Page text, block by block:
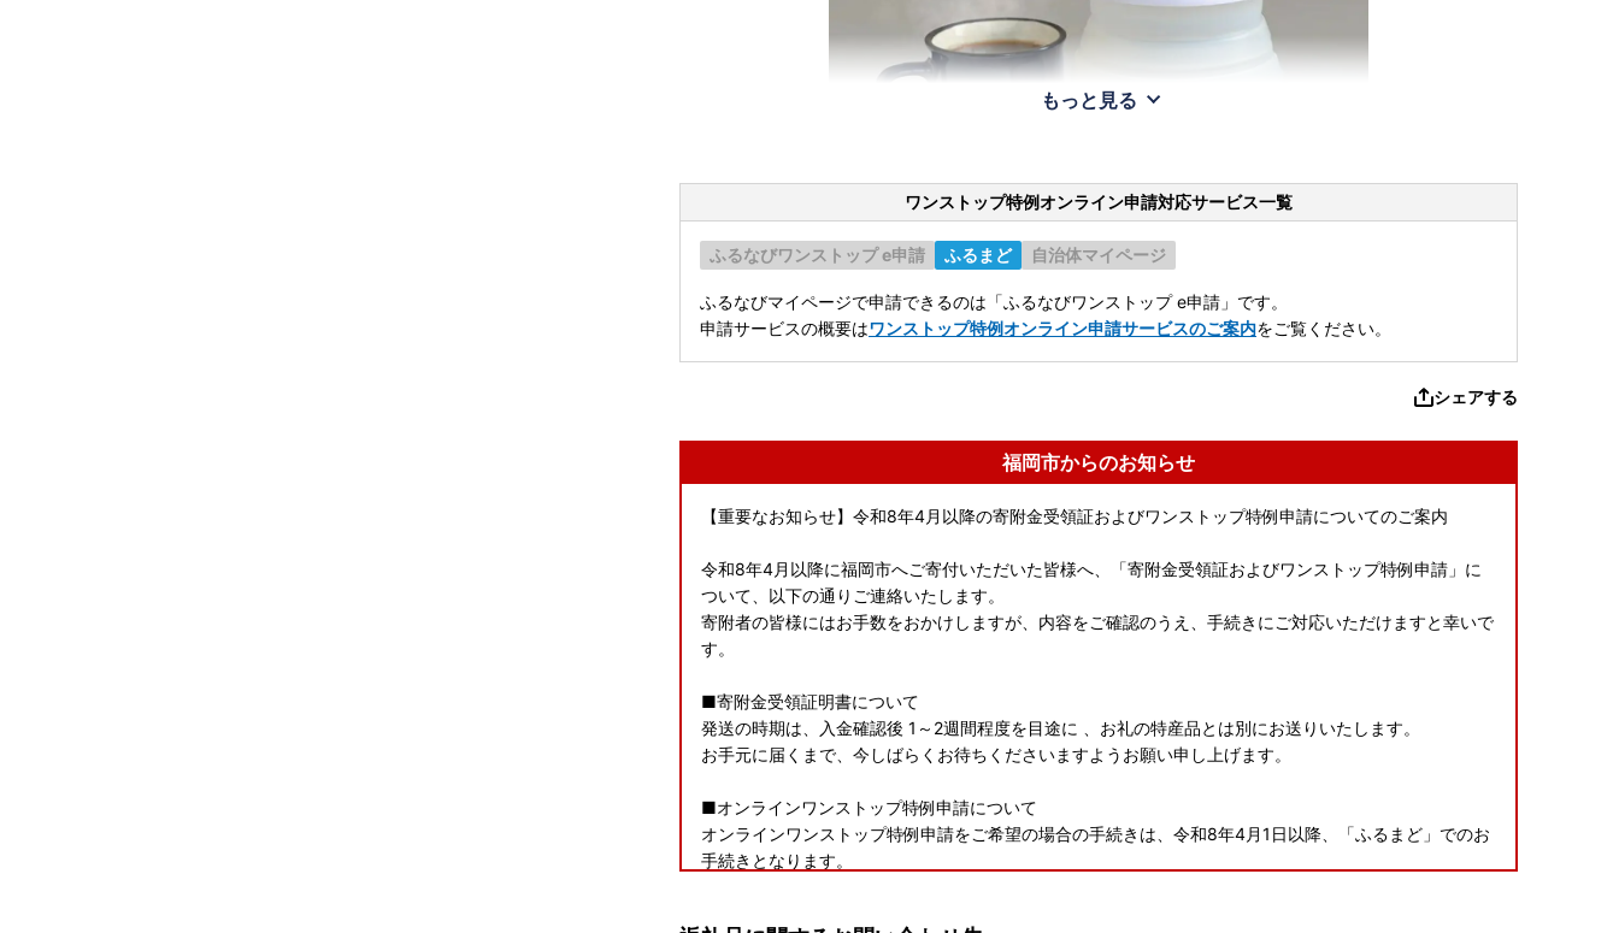
もっと見る
ワンストップ特例オンライン申請対応サービス一覧
ふるなびワンストップ e申請 ふるまど 自治体マイページ
ふるなびマイページで申請できるのは「ふるなびワンストップ e申請」です。
申請サービスの概要はワンストップ特例オンライン申請サービスのご案内をご覧ください。
シェアする
福岡市からのお知らせ
【重要なお知らせ】令和8年4月以降の寄附金受領証およびワンストップ特例申請についてのご案内
令和8年4月以降に福岡市へご寄付いただいた皆様へ、「寄附金受領証およびワンストップ特例申請」に
ついて、以下の通りご連絡いたします。
寄附者の皆様にはお手数をおかけしますが、内容をご確認のうえ、手続きにご対応いただけますと幸いで
す。
■寄附金受領証明書について
発送の時期は、入金確認後 1～2週間程度を目途に 、お礼の特産品とは別にお送りいたします。
お手元に届くまで、今しばらくお待ちくださいますようお願い申し上げます。
■オンラインワンストップ特例申請について
オンラインワンストップ特例申請をご希望の場合の手続きは、令和8年4月1日以降、「ふるまど」でのお
手続きとなります。